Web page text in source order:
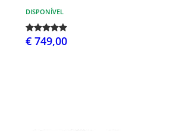
DISPONÍVEL
€ 749,00